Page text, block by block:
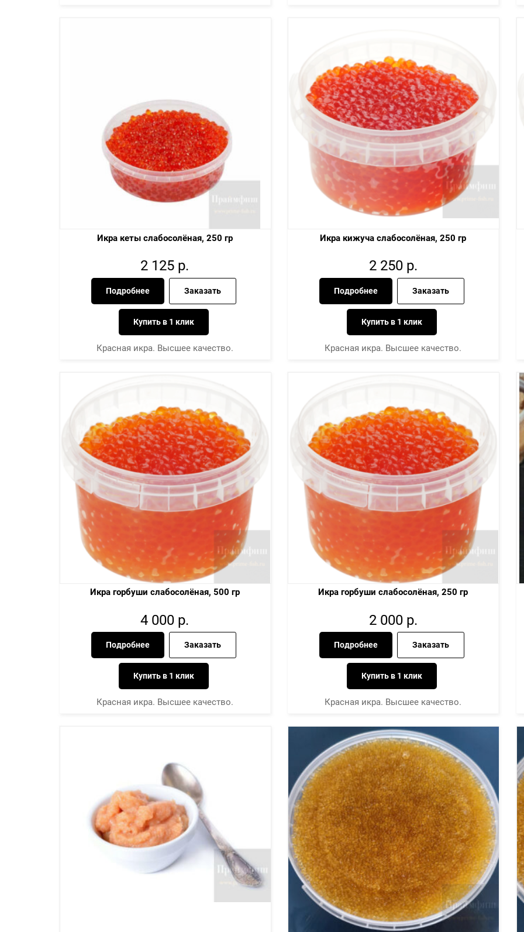
Икра кеты слабосолёная, 250 гр
2 125 р.
Подробнее Заказать
Купить в 1 клик
Красная икра. Высшее качество.
Икра кижуча слабосолёная, 250 гр
2 250 р.
Подробнее Заказать
Купить в 1 клик
Красная икра. Высшее качество.
Икра горбуши слабосолёная, 500 гр
4 000 р.
Подробнее Заказать
Купить в 1 клик
Красная икра. Высшее качество.
Икра горбуши слабосолёная, 250 гр
2 000 р.
Подробнее Заказать
Купить в 1 клик
Красная икра. Высшее качество.